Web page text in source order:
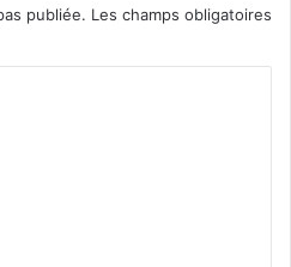
publiée. Les champs obligatoires